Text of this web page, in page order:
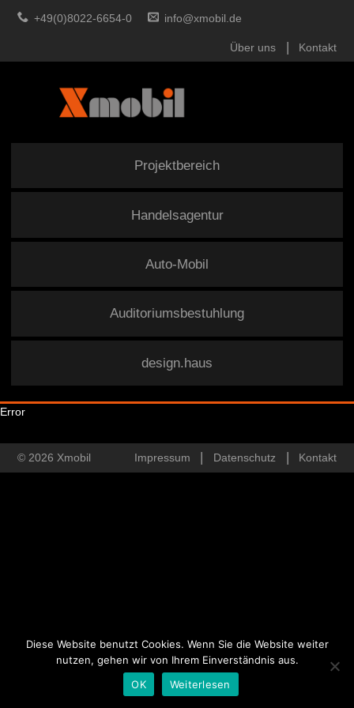
+49(0)8022-6654-0 info@xmobil.de
Über uns Kontakt
Projektbereich
Handelsagentur
Auto-Mobil
Auditoriumsbestuhlung
design.haus
Error
© 2026 Xmobil Impressum Datenschutz Kontakt
Diese Website benutzt Cookies. Wenn Sie die Website weiter
nutzen, gehen wir von Ihrem Einverständnis aus.
OK
Weiterlesen